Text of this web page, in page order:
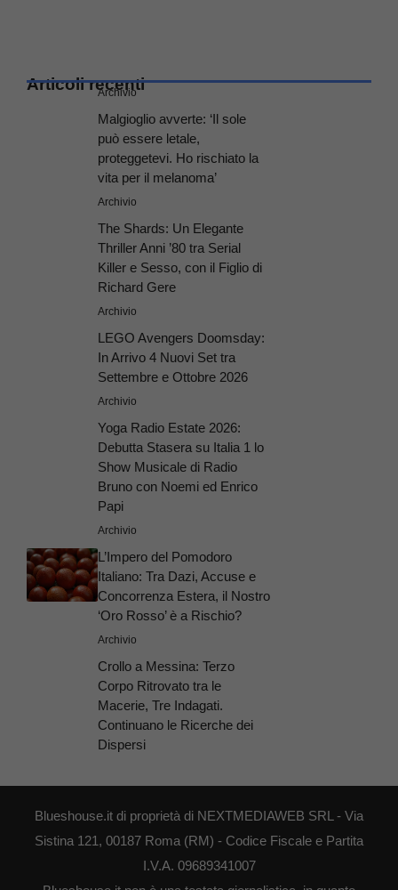
Articoli recenti
Archivio
Malgioglio avverte: ‘Il sole
può essere letale,
proteggetevi. Ho rischiato la
vita per il melanoma’
Archivio
The Shards: Un Elegante
Thriller Anni ’80 tra Serial
Killer e Sesso, con il Figlio di
Richard Gere
Archivio
LEGO Avengers Doomsday:
In Arrivo 4 Nuovi Set tra
Settembre e Ottobre 2026
Archivio
Yoga Radio Estate 2026:
Debutta Stasera su Italia 1 lo
Show Musicale di Radio
Bruno con Noemi ed Enrico
Papi
Archivio
L’Impero del Pomodoro
Italiano: Tra Dazi, Accuse e
Concorrenza Estera, il Nostro
‘Oro Rosso’ è a Rischio?
Archivio
Crollo a Messina: Terzo
Corpo Ritrovato tra le
Macerie, Tre Indagati.
Continuano le Ricerche dei
Dispersi
Blueshouse.it di proprietà di NEXTMEDIAWEB SRL - Via
Sistina 121, 00187 Roma (RM) - Codice Fiscale e Partita
I.V.A. 09689341007